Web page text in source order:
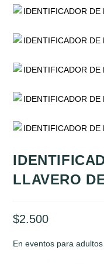
LLAVERO
$2.500
En eventos para